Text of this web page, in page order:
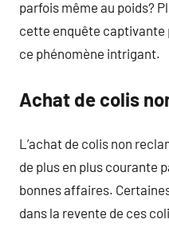
parfois même au poids?
cette enquête captivante
ce phénomène intrigant.
Achat de colis
L’achat de colis non
de plus en plus courante
bonnes affaires.
dans la revente de ces